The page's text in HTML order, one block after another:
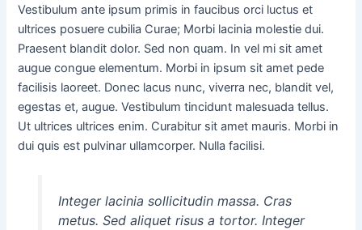
Vestibulum ante ipsum primis in faucibus orci luctus et
ultrices posuere cubilia Curae; Morbi lacinia molestie dui.
Praesent blandit dolor. Sed non quam. In vel mi sit amet
augue congue elementum. Morbi in ipsum sit amet pede
facilisis laoreet. Donec lacus nunc, viverra nec, blandit vel,
egestas et, augue. Vestibulum tincidunt malesuada tellus.
Ut ultrices ultrices enim. Curabitur sit amet mauris. Morbi in
dui quis est pulvinar ullamcorper. Nulla facilisi.
Integer lacinia sollicitudin massa. Cras
metus. Sed aliquet risus a tortor. Integer